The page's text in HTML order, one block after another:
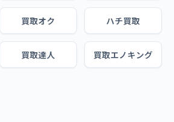
買取オク ハチ買取
買取達人 買取エノキング